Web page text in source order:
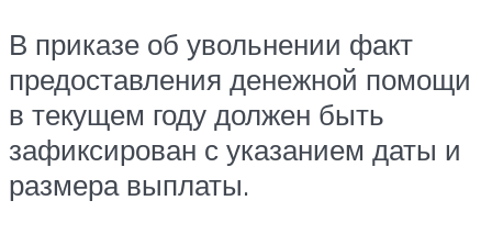
В приказе об увольнении факт
предоставления денежной помощи
в текущем году должен быть
зафиксирован с указанием даты и
размера выплаты.